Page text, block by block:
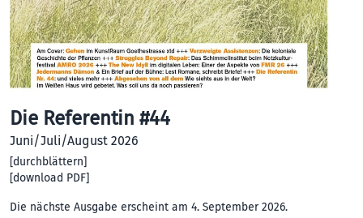
Die Referentin #44
Juni/Juli/August 2026
[durchblättern]
[download PDF]
Die nächste Ausgabe erscheint am 4. September 2026.